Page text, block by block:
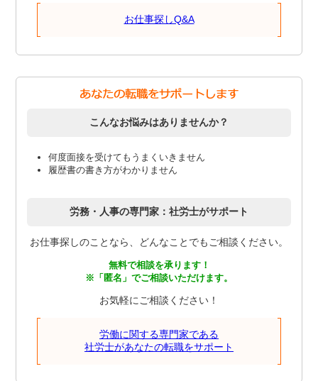
お仕事探しQ&A
こんなお悩みはありませんか？
何度面接を受けてもうまくいきません
履歴書の書き方がわかりません
労務・人事の専門家：社労士がサポート
お仕事探しのことなら、どんなことでもご相談ください。
無料で相談を承ります！
※「匿名」でご相談いただけます。
お気軽にご相談ください！
労働に関する専門家である
社労士があなたの転職をサポート